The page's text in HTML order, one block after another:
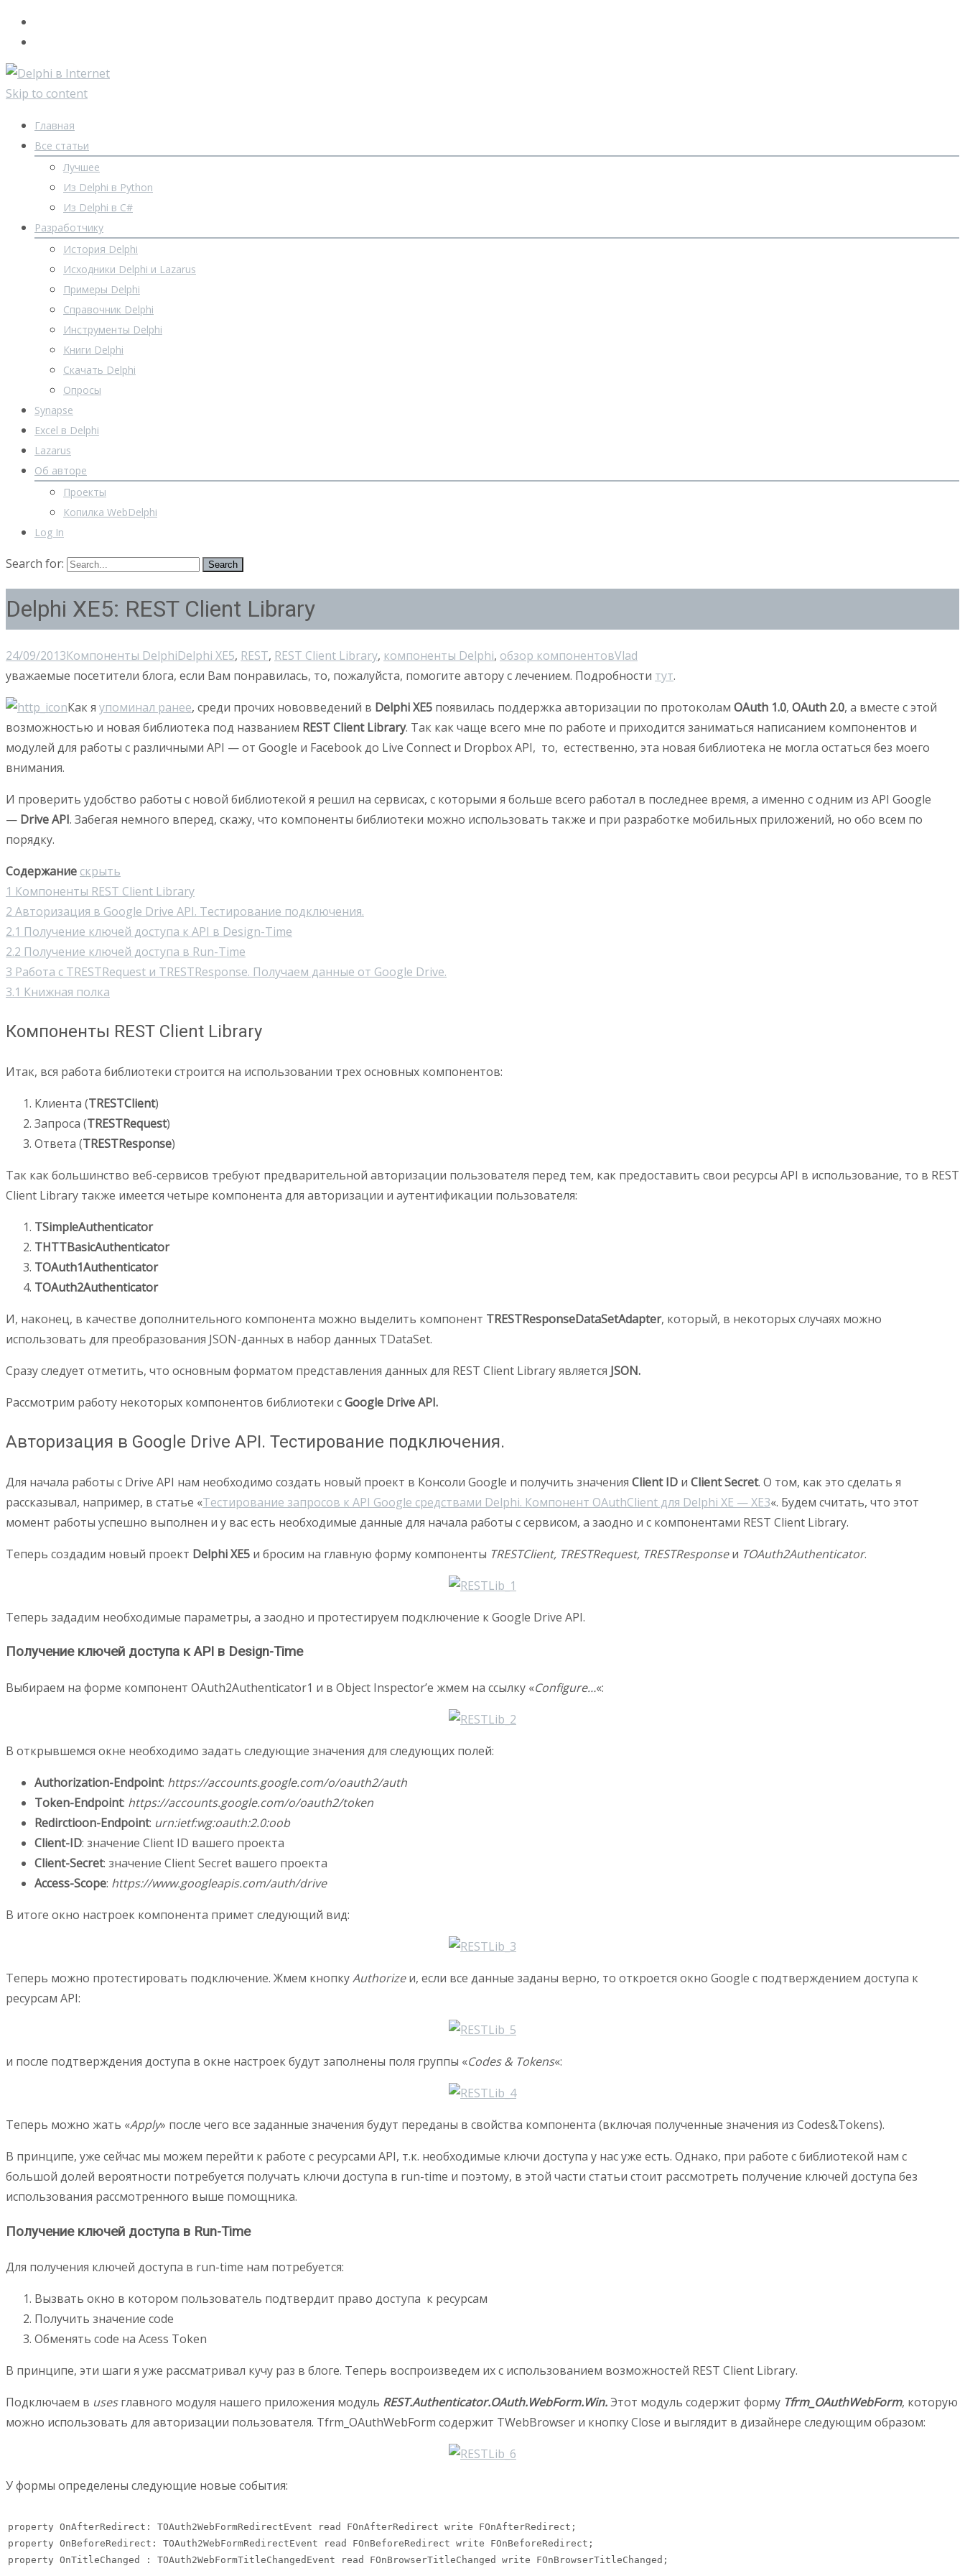
Skip to content
Главная
Все статьи
Лучшее
Из Delphi в Python
Из Delphi в C#
Разработчику
История Delphi
Исходники Delphi и Lazarus
Примеры Delphi
Справочник Delphi
Инструменты Delphi
Книги Delphi
Скачать Delphi
Опросы
Synapse
Excel в Delphi
Lazarus
Об авторе
Проекты
Копилка WebDelphi
Log In
Search for:
Delphi XE5: REST Client Library
24/09/2013Компоненты DelphiDelphi XE5, REST, REST Client Library, компоненты Delphi, обзор компонентовVlad
уважаемые посетители блога, если Вам понравилась, то, пожалуйста, помогите автору с лечением. Подробности тут.
Как я упоминал ранее, среди прочих нововведений в Delphi XE5 появилась поддержка авторизации по протоколам OAuth 1.0, OAuth 2.0, а вместе с этой
возможностью и новая библиотека под названием REST Client Library. Так как чаще всего мне по работе и приходится заниматься написанием компонентов и
модулей для работы с различными API — от Google и Facebook до Live Connect и Dropbox API, то, естественно, эта новая библиотека не могла остаться без моего
внимания.
И проверить удобство работы с новой библиотекой я решил на сервисах, с которыми я больше всего работал в последнее время, а именно с одним из API Google
— Drive API. Забегая немного вперед, скажу, что компоненты библиотеки можно использовать также и при разработке мобильных приложений, но обо всем по
порядку.
Содержание скрыть
1 Компоненты REST Client Library
2 Авторизация в Google Drive API. Тестирование подключения.
2.1 Получение ключей доступа к API в Design-Time
2.2 Получение ключей доступа в Run-Time
3 Работа с TRESTRequest и TRESTResponse. Получаем данные от Google Drive.
3.1 Книжная полка
Компоненты REST Client Library
Итак, вся работа библиотеки строится на использовании трех основных компонентов:
Клиента (TRESTClient)
Запроса (TRESTRequest)
Ответа (TRESTResponse)
Так как большинство веб-сервисов требуют предварительной авторизации пользователя перед тем, как предоставить свои ресурсы API в использование, то в REST
Client Library также имеется четыре компонента для авторизации и аутентификации пользователя:
TSimpleAuthenticator
THTTBasicAuthenticator
TOAuth1Authenticator
TOAuth2Authenticator
И, наконец, в качестве дополнительного компонента можно выделить компонент TRESTResponseDataSetAdapter, который, в некоторых случаях можно
использовать для преобразования JSON-данных в набор данных TDataSet.
Сразу следует отметить, что основным форматом представления данных для REST Client Library является JSON.
Рассмотрим работу некоторых компонентов библиотеки сGoogle Drive API.
Авторизация в Google Drive API. Тестирование подключения.
Для начала работы с Drive API нам необходимо создать новый проект в Консоли Google и получить значения Client ID и Client Secret. О том, как это сделать я
рассказывал, например, в статье «Тестирование запросов к API Google средствами Delphi. Компонент OAuthClient для Delphi XE — XE3«. Будем считать, что этот
момент работы успешно выполнен и у вас есть необходимые данные для начала работы с сервисом, а заодно и с компонентами REST Client Library.
Теперь создадим новый проект Delphi XE5 и бросим на главную форму компоненты TRESTClient, TRESTRequest, TRESTResponseи TOAuth2Authenticator.
Теперь зададим необходимые параметры, а заодно и протестируем подключение к Google Drive API.
Получение ключей доступа к API в Design-Time
Выбираем на форме компонент OAuth2Authenticator1 и в Object Inspector’e жмем на ссылку «Configure…«:
В открывшемся окне необходимо задать следующие значения для следующих полей:
Authorization-Endpoint: https://accounts.google.com/o/oauth2/auth
Token-Endpoint: https://accounts.google.com/o/oauth2/token
Redirctioon-Endpoint: urn:ietf:wg:oauth:2.0:oob
Client-ID: значение Client ID вашего проекта
Client-Secret: значение Client Secret вашего проекта
Access-Scope: https://www.googleapis.com/auth/drive
В итоге окно настроек компонента примет следующий вид:
Теперь можно протестировать подключение. Жмем кнопкуAuthorizeи, если все данные заданы верно, то откроется окно Google с подтверждением доступа к
ресурсам API:
и после подтверждения доступа в окне настроек будут заполнены поля группы «Codes & Tokens«:
Теперь можно жать «Apply» после чего все заданные значения будут переданы в свойства компонента (включая полученные значения из Codes&Tokens).
В принципе, уже сейчас мы можем перейти к работе с ресурсами API, т.к. необходимые ключи доступа у нас уже есть. Однако, при работе с библиотекой нам с
большой долей вероятности потребуется получать ключи доступа в run-time и поэтому, в этой части статьи стоит рассмотреть получение ключей доступа без
использования рассмотренного выше помощника.
Получение ключей доступа в Run-Time
Для получения ключей доступа в run-time нам потребуется:
Вызвать окно в котором пользователь подтвердит право доступа к ресурсам
Получить значение code
Обменять code на Acess Token
В принципе, эти шаги я уже рассматривал кучу раз в блоге. Теперь воспроизведем их с использованием возможностей REST Client Library.
Подключаем в usesглавного модуля нашего приложения модуль REST.Authenticator.OAuth.WebForm.Win.Этот модуль содержит форму Tfrm_OAuthWebForm, которую
можно использовать для авторизации пользователя. Tfrm_OAuthWebForm содержит TWebBrowser и кнопку Close и выглядит в дизайнере следующим образом:
У формы определены следующие новые события:
property OnAfterRedirect: TOAuth2WebFormRedirectEvent read FOnAfterRedirect write FOnAfterRedirect;
property OnBeforeRedirect: TOAuth2WebFormRedirectEvent read FOnBeforeRedirect write FOnBeforeRedirect;
property OnTitleChanged : TOAuth2WebFormTitleChangedEvent read FOnBrowserTitleChanged write FOnBrowserTitleChanged;